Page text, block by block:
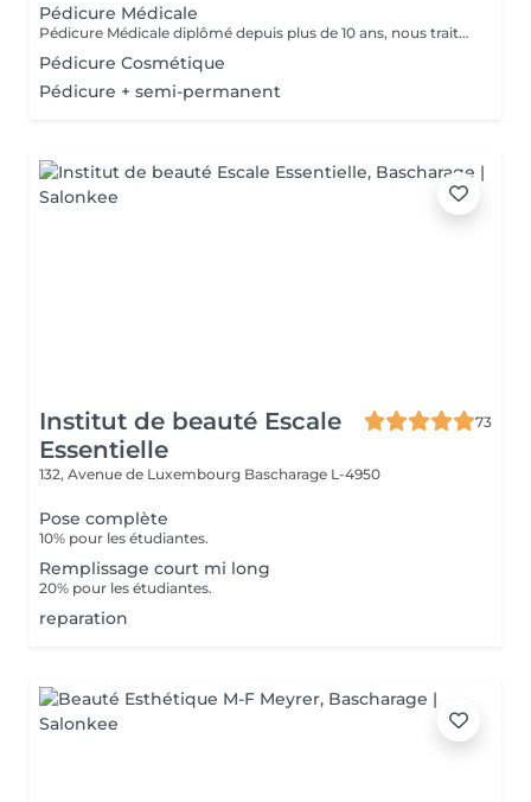
Pédicure Médicale
Pédicure Médicale diplômé depuis plus de 10 ans, nous traitons tout type d'affection du pied comme les cors, durillons, ongles incarnés, onychomycose, hygromage afin de soulager, soigner et prévenir toutes les affections du pied. Notre matériel est désinfecté et stérilisé avec des produits de podologie appropriés, pour vous garantir une hygiène complète. Complété votre pédicure Médicale par une réflexologie plantaire pour vous redonner légèreté et bien être totale.
Pédicure Cosmétique
Pédicure + semi-permanent
Institut de beauté Escale
Essentielle
73
132, Avenue de Luxembourg Bascharage L-4950
Pose complète
10% pour les étudiantes.
Remplissage court mi long
20% pour les étudiantes.
reparation